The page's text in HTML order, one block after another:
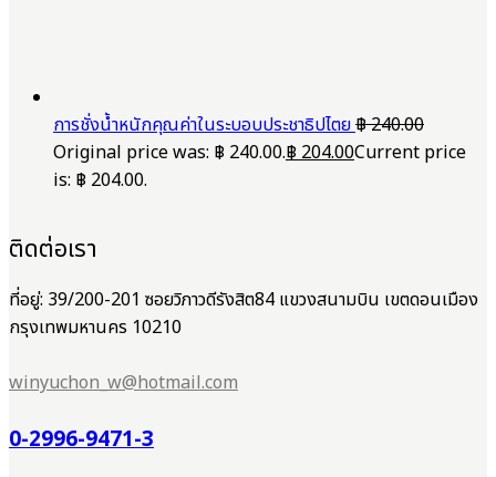
การชั่งน้ำหนักคุณค่าในระบอบประชาธิปไตย฿240.00
Original price was: ฿ 240.00.฿204.00Current price
is: ฿ 204.00.
ติดต่อเรา
ที่อยู่: 39/200-201 ซอยวิภาวดีรังสิต84 แขวงสนามบิน เขตดอนเมือง
กรุงเทพมหานคร 10210
winyuchon_w@hotmail.com
0-2996-9471-3